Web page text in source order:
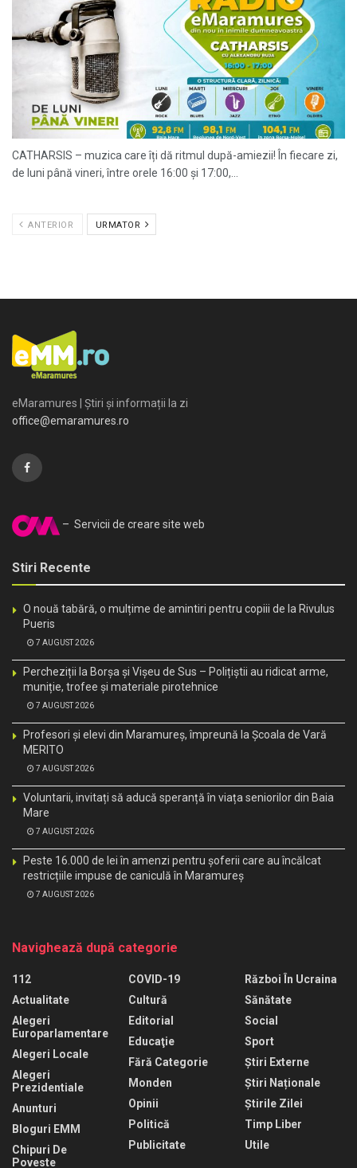
CATHARSIS – muzica care îți dă ritmul după-amiezii! În fiecare zi,
de luni până vineri, între orele 16:00 și 17:00,...
ANTERIOR URMATOR
eMaramures | Știri și informații la zi
office@emaramures.ro
– Servicii de creare site web
Stiri Recente
O nouă tabără, o mulțime de amintiri pentru copiii de la Rivulus
Pueris
7 AUGUST 2026
Percheziții la Borșa și Vișeu de Sus – Polițiștii au ridicat arme,
muniție, trofee și materiale pirotehnice
7 AUGUST 2026
Profesori și elevi din Maramureș, împreună la Școala de Vară
MERITO
7 AUGUST 2026
Voluntarii, invitați să aducă speranță în viața seniorilor din Baia
Mare
7 AUGUST 2026
Peste 16.000 de lei în amenzi pentru șoferii care au încălcat
restricțiile impuse de caniculă în Maramureș
7 AUGUST 2026
Navighează după categorie
112
Actualitate
Alegeri
Europarlamentare
Alegeri Locale
Alegeri
Prezidentiale
Anunturi
Bloguri EMM
Chipuri De
Poveste
COVID-19
Cultură
Editorial
Educaţie
Fără Categorie
Monden
Opinii
Politică
Publicitate
Război În Ucraina
Sănătate
Social
Sport
Știri Externe
Știri Naționale
Știrile Zilei
Timp Liber
Utile